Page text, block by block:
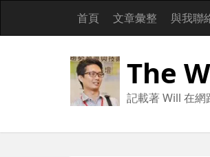
首頁 文章彙整 與我聯
The
記載著 Will 在